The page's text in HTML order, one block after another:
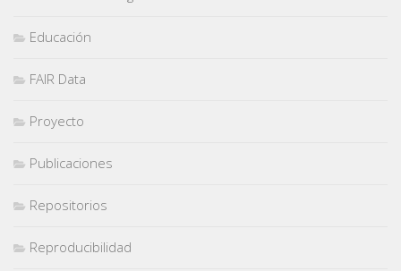
Educación
FAIR Data
Proyecto
Publicaciones
Repositorios
Reproducibilidad